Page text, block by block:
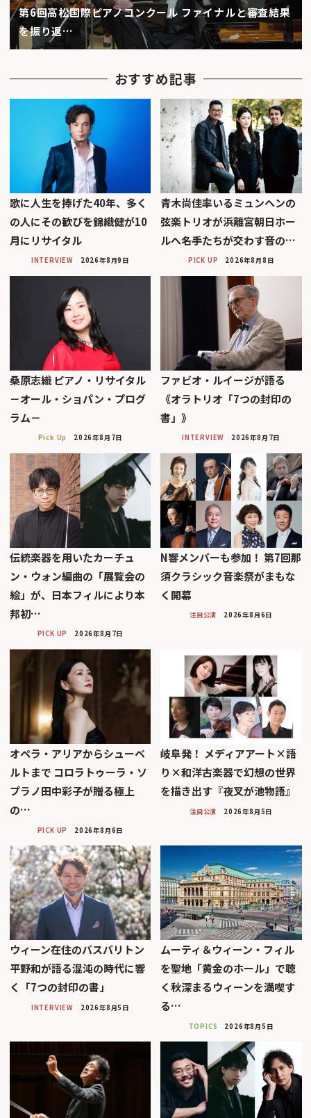
第6回高松国際ピアノコンクール ファイナルと審査結果
を振り返…
おすすめ記事
歌に人生を捧げた40年、多く
の人にその歓びを錦織健が10
月にリサイタル
INTERVIEW 2026年8月9日
青木尚佳率いるミュンヘンの
弦楽トリオが浜離宮朝日ホー
ルへ――名手たちが交わす音の…
PICK UP 2026年8月8日
桑原志織 ピアノ・リサイタル
－オール・ショパン・プログ
ラム－
Pick Up 2026年8月7日
ファビオ・ルイージが語る
《オラトリオ「7つの封印の
書」》
INTERVIEW 2026年8月7日
伝統楽器を用いたカーチュ
ン・ウォン編曲の「展覧会の
絵」が、日本フィルにより本
邦初…
PICK UP 2026年8月7日
N響メンバーも参加！ 第7回那
須クラシック音楽祭がまもな
く開幕
注目公演 2026年8月6日
オペラ・アリアからシューベ
ルトまで コロラトゥーラ・ソ
プラノ田中彩子が贈る極上
の…
PICK UP 2026年8月6日
岐阜発！ メディアアート×語
り×和洋古楽器で幻想の世界
を描き出す『夜叉が池物語』
注目公演 2026年8月5日
ウィーン在住のバスバリトン
平野和が語る混沌の時代に響
く「7つの封印の書」
INTERVIEW 2026年8月5日
ムーティ＆ウィーン・フィル
を聖地「黄金のホール」で聴
く秋深まるウィーンを満喫す
る…
TOPICS 2026年8月5日